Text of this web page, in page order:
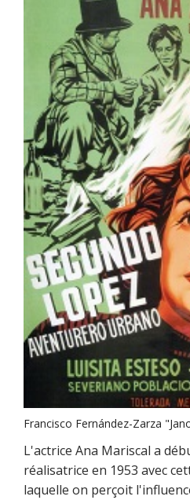
Francisco Fernández-Zarza
L'actrice Ana Mariscal a
réalisatrice en 1953 avec
laquelle on perçoit